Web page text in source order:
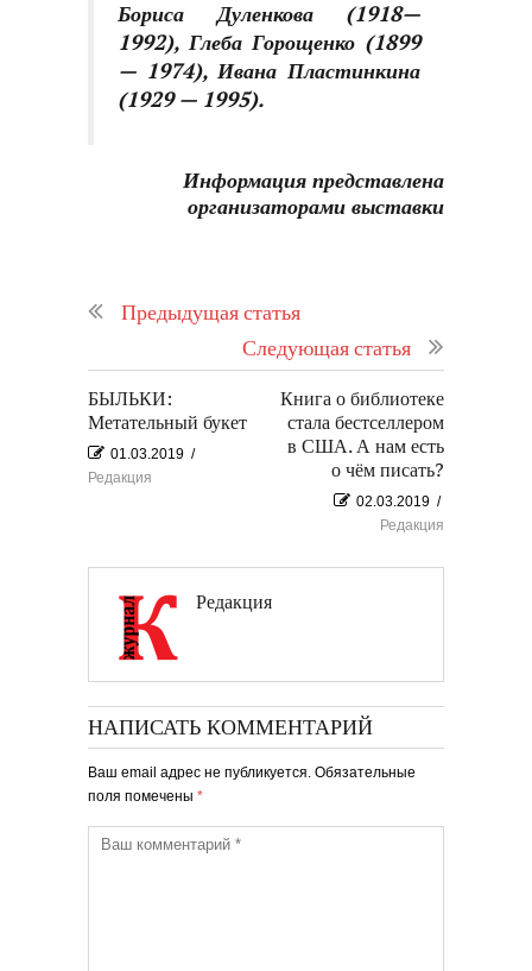
Бориса Дуленкова (1918—
1992), Глеба Горощенко (1899
— 1974), Ивана Пластинкина
(1929 — 1995).
Информация представлена
организаторами выставки
Предыдущая статья
Следующая статья
БЫЛЬКИ:
Метательный букет
01.03.2019 /
Редакция
Книга о библиотеке
стала бестселлером
в США. А нам есть
о чём писать?
02.03.2019 /
Редакция
Редакция
НАПИСАТЬ КОММЕНТАРИЙ
Ваш email адрес не публикуется. Обязательные
поля помечены *